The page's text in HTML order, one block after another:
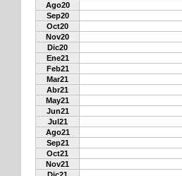
Ago20
Sep20
Oct20
Nov20
Dic20
Ene21
Feb21
Mar21
Abr21
May21
Jun21
Jul21
Ago21
Sep21
Oct21
Nov21